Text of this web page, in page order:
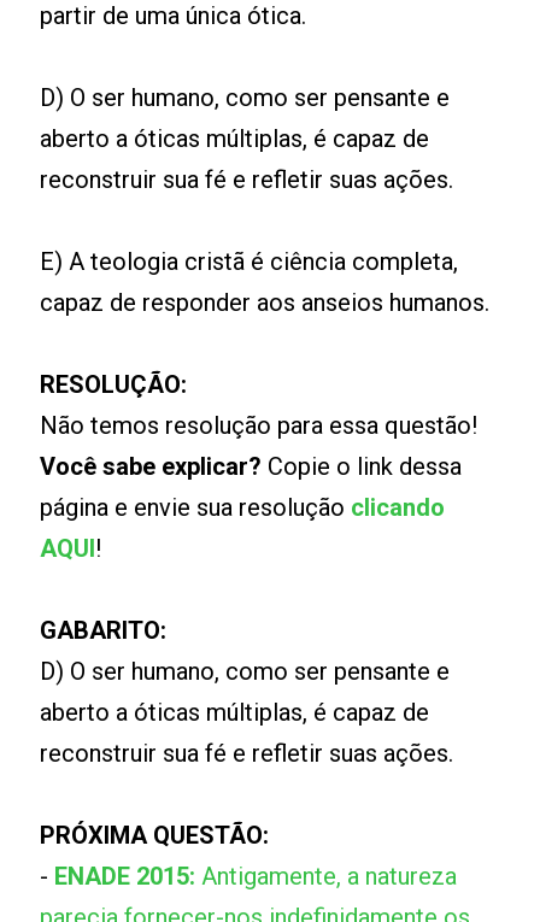
partir de uma única ótica.
D) O ser humano, como ser pensante e
aberto a óticas múltiplas, é capaz de
reconstruir sua fé e refletir suas ações.
E) A teologia cristã é ciência completa,
capaz de responder aos anseios humanos.
RESOLUÇÃO:
Não temos resolução para essa questão!
Você sabe explicar? Copie o link dessa
página e envie sua resolução clicando
AQUI!
GABARITO:
D) O ser humano, como ser pensante e
aberto a óticas múltiplas, é capaz de
reconstruir sua fé e refletir suas ações.
PRÓXIMA QUESTÃO:
- ENADE 2015:Antigamente, a natureza